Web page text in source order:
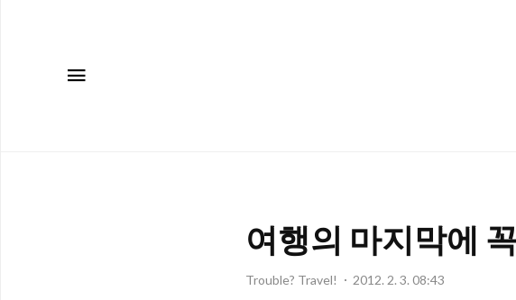
여행의 마지막에
Trouble? Travel! 2012. 2. 3. 08:43